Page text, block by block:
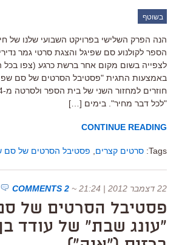
בשוטף
הנה הפרק השלישי בפרויקט השבועי שלנו של
הספר לקולנוע סם שפיגל והצגת סרטי גמר
לצפייה בשום מקום אחר ברשת כרגע (צפו בכל
באמצעות התגית "פסטיבל הסרטים של סם
"לכל דבר מחיר". בימים […]
CONTINUE READING
Tags: סרטים קצרים פסטיבל הסרטים של סם
22 דצמבר 2012 | 21:24 ~
2 COMMENTS
פסטיבל הסרטים של
"עונג שבת" של עודד